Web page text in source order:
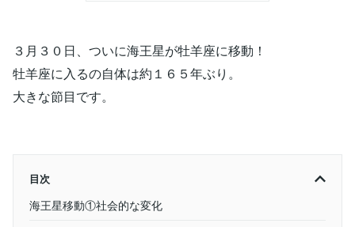
３月３０日、ついに海王星が牡羊座に移動！
牡羊座に入るの自体は約１６５年ぶり。
大きな節目です。
目次
海王星移動①社会的な変化